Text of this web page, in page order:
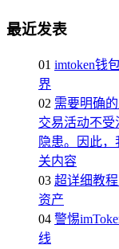
最近发表
01 imtoken钱
界
02 需要明确
交易活动不
隐患。因此
关内容
03 超详细教
资产
04 警惕
线